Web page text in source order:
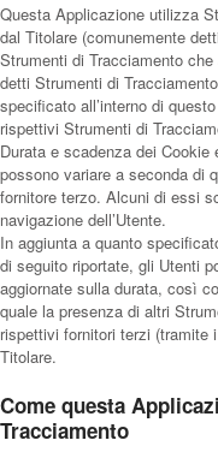
Questa Applicazione utilizza
dal Titolare (comunemente
Strumenti di Tracciamento
detti Strumenti di
specificato all’interno di
rispettivi Strumenti di
Durata e scadenza dei
possono variare a seconda di
fornitore terzo. Alcuni di essi
navigazione dell’Utente.
In aggiunta a quanto
di seguito riportate, gli Utenti
aggiornate sulla durata, così
quale la presenza di altri
rispettivi fornitori terzi (tramite
Titolare.
Come questa
Tracciamento